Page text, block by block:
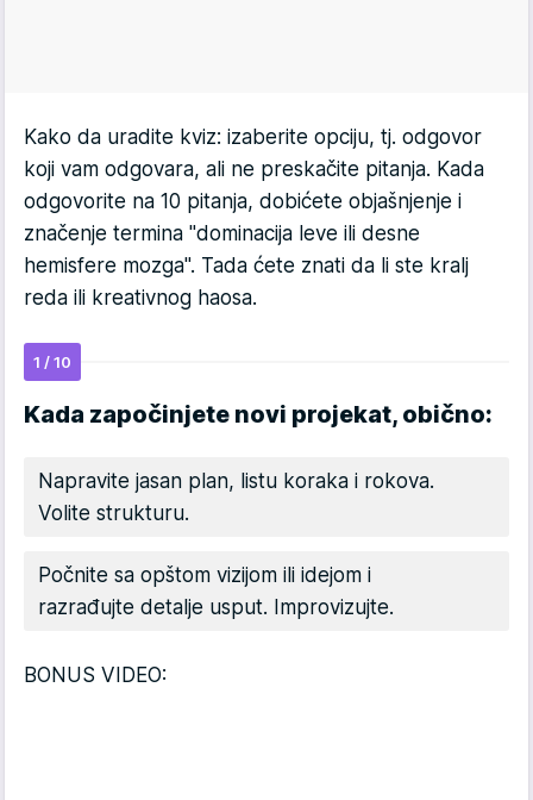
Kako da uradite kviz: izaberite opciju, tj. odgovor
koji vam odgovara, ali ne preskačite pitanja. Kada
odgovorite na 10 pitanja, dobićete objašnjenje i
značenje termina "dominacija leve ili desne
hemisfere mozga". Tada ćete znati da li ste kralj
reda ili kreativnog haosa.
1 / 10
Kada započinjete novi projekat, obično:
Napravite jasan plan, listu koraka i rokova.
Volite strukturu.
Počnite sa opštom vizijom ili idejom i
razrađujte detalje usput. Improvizujte.
BONUS VIDEO: